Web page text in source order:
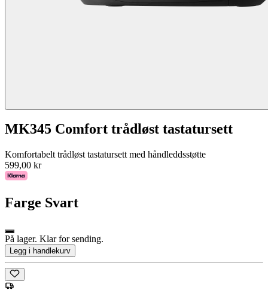
MK345 Comfort trådløst tastatursett
Komfortabelt trådløst tastatursett med håndleddsstøtte
599,00 kr
Farge Svart
På lager. Klar for sending.
Legg i handlekurv